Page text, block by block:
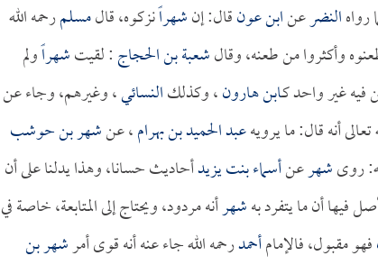
رواهالنضرعنابن عونقال: إنشهراًنزكوه، قالمسلمرحمه الله
وأكثروا من طعنه، وقالشعبة بن الحجاج: لقيتشهراًولم
غير واحد كـابن هارون، وكذلكالنسائي، وغيرهم، وجاء عن
تعالى أنه قال: ما يرويهعبد الحميد بن بهرام، عنشهر بن حوشب
روىشهرعنأسماء بنت يزيدأحاديث حسانا، وهذا يدلنا على أن
فيها أن ما يتفرد بهشهرأنه مردود، ويحتاج إلى المتابعة، خاصة في
فهو مقبول، فالإمامأحمدرحمه الله جاء عنه أنه قوى أمرشهر بن